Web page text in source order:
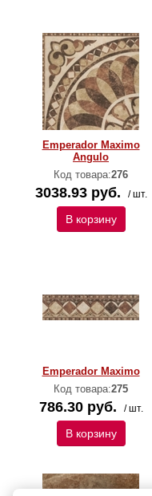
Emperador Maximo
Angulo
Код товара:276
3038.93 руб. / шт.
В корзину
Emperador Maximo
Код товара:275
786.30 руб. / шт.
В корзину